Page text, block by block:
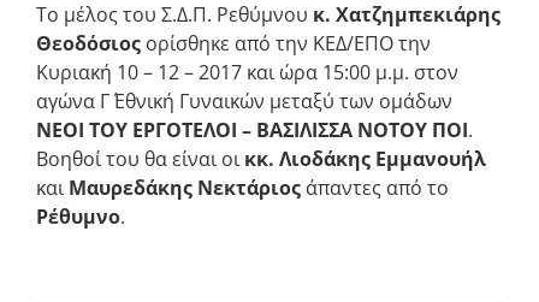
Το μέλος του Σ.Δ.Π. Ρεθύμνου κ. Χατζημπεκιάρης
Θεοδόσιος ορίσθηκε από την ΚΕΔ/ΕΠΟ την
Κυριακή 10 – 12 – 2017 και ώρα 15:00 μ.μ. στον
αγώνα Γ΄ Εθνική Γυναικών μεταξύ των ομάδων
ΝΕΟΙ ΤΟΥ ΕΡΓΟΤΕΛΟΙ – ΒΑΣΙΛΙΣΣΑ ΝΟΤΟΥ ΠΟΙ.
Βοηθοί του θα είναι οικκ. Λιοδάκης Εμμανουήλ
καιΜαυρεδάκης Νεκτάριος άπαντες από το
Ρέθυμνο.